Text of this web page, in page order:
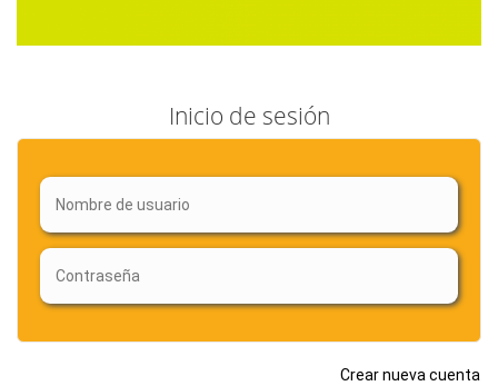
Inicio de sesión
Crear nueva cuenta